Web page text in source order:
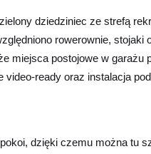
dziedziniec ze strefą
rowerownie,
miejsca postojowe w
video-ready oraz instalacja
dzięki czemu można tu